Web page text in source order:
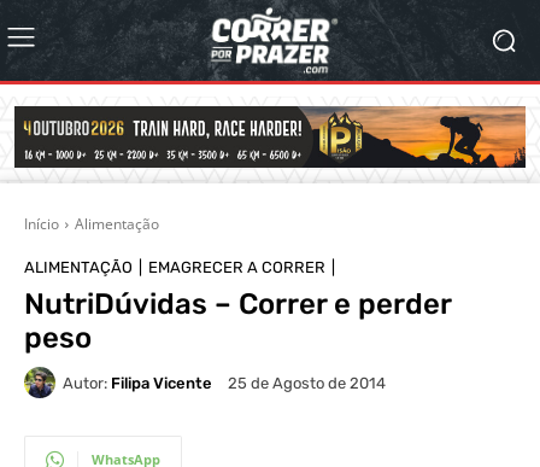
Início Alimentação
ALIMENTAÇÃO EMAGRECER A CORRER
NutriDúvidas – Correr e perder
peso
Autor: Filipa Vicente 25 de Agosto de 2014
WhatsApp